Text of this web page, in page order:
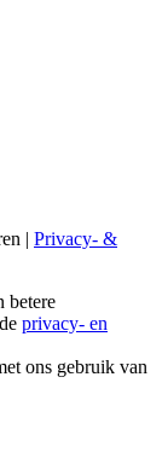
| Privacy- &
betere
privacy- en
ons gebruik van